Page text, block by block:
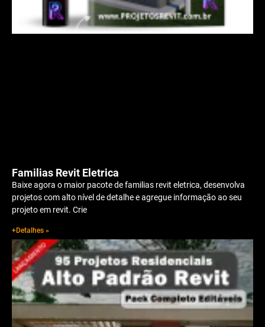
Familias Revit Eletrica
Baixe agora o maior pacote de familias revit eletrica, desenvolva
projetos com alto nível de detalhe e agregue informação ao seu
projeto em revit. Crie
+Detalhes »